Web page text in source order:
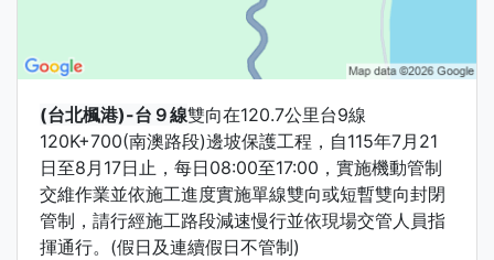
(台北楓港)-台９線雙向在120.7公里台9線
120K+700(南澳路段)邊坡保護工程，自115年7月21
日至8月17日止，每日08:00至17:00，實施機動管制
交維作業並依施工進度實施單線雙向或短暫雙向封閉
管制，請行經施工路段減速慢行並依現場交管人員指
揮通行。(假日及連續假日不管制)